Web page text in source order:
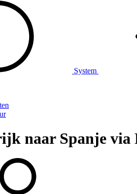
System
naar Spanje via